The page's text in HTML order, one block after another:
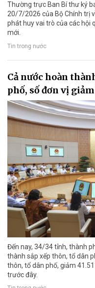
Thường trực Ban Bí thư ký
20/7/2026 của Bộ Chính trị
phát huy vai trò của các hội
mới.
Tin trong nước
Cả nước hoàn
phố, số đơn vị
Đến nay, 34/34 tỉnh, thành
thành sắp xếp thôn, tổ dân
thôn, tổ dân phố, giảm
trước đây.